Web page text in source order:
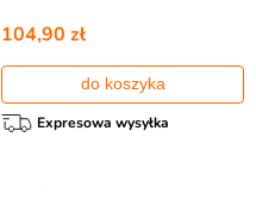
104,90 zł
do koszyka
Expresowa wysyłka